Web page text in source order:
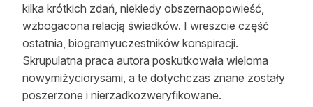
kilka krótkich zdań, niekiedy obszernaopowieść,
wzbogacona relacją świadków. I wreszcie część
ostatnia, biogramyuczestników konspiracji.
Skrupulatna praca autora poskutkowała wieloma
nowymiżyciorysami, a te dotychczas znane zostały
poszerzone i nierzadkozweryfikowane.